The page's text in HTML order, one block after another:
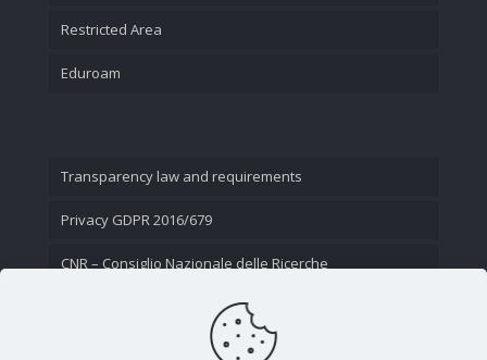
Restricted Area
Eduroam
Transparency law and requirements
Privacy GDPR 2016/679
CNR – Consiglio Nazionale delle Ricerche